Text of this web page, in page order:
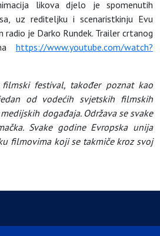
likova djelo je spomenutih
uz rediteljku i scenaristkinju Evu
radio je Darko Rundek. Trailer crtanog
https://www.youtube.com/watch?
festival, također poznat kao
od vodećih svjetskih filmskih
događaja. Održava se svake
Svake godine Evropska unija
filmovima koji se takmiče kroz svoj